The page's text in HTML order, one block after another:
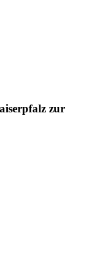
zur